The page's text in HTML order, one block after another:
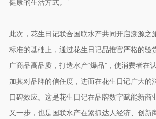
健康的生活方式。”
此次，花生日记联合国联水产共同开启溯源之
标准的基础上，通过花生日记品推官严格的验
广商品高品质，打造水产“爆品”，使消费者在
加其对品牌的信任度，进而在花生日记广大的
口碑效应。这是花生日记在品牌数字赋能新商
又一步，也是国联水产在紧抓达人经济、创新